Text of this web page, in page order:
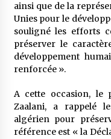
Droit à
retraite
3
3
ainsi que de la
Unies pour le
souligné les efforts
préserver le
développement
renforcée ».
A cette occasion, le
Zaalani, a rappelé
algérien pour
référence est « la